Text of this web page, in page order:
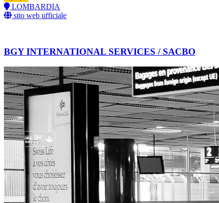
LOMBARDIA
sito web ufficiale
BGY INTERNATIONAL SERVICES / SACBO